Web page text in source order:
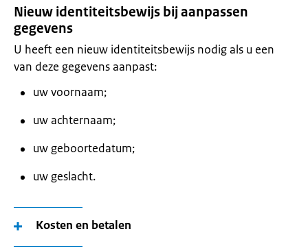
Nieuw identiteitsbewijs bij aanpassen
gegevens
U heeft een nieuw identiteitsbewijs nodig als u een
van deze gegevens aanpast:
uw voornaam;
uw achternaam;
uw geboortedatum;
uw geslacht.
Kosten en betalen